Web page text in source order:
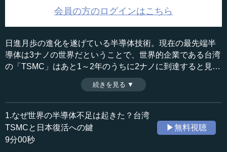
会員の方のログインはこちら
日進月歩の進化を遂げている半導体技術。現在の最先端半
導体は3ナノの世界だということで、世界的企業である台湾
の「TSMC」はあと1～2年のうちに2ナノに到達すると見ら
れている。日本は2021年に同社を誘致したが、同時に半導
体立国を目指すため新たな動きも始まっており、2022年、
2ナノの半導体国産化をめざす企業が産声を上げた。それ
が、トヨタ、NTT、ソニーなど8社が出資して設立された
「ラピダス（Rapidus）」である。今回はこの企業に焦点を
当てて解説しながら、世界をリードする日本の半導体関連
収録日：2023年7月14日
追加日：2023年10月30日
カテゴリー：
国際
国際一般
続きを見る ▼
1.なぜ世界の半導体不足は起きた？台湾
TSMCと日本復活への鍵
9分00秒
▶無料視聴